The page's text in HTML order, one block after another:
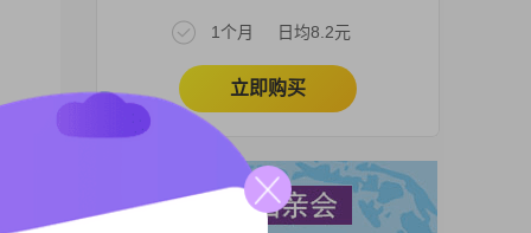
1个月 日均8.2元
立即购买